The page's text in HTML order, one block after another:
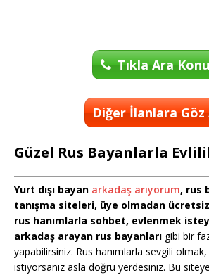
Tıkla Ara
Diğer İlanlara Göz
Güzel Rus Bayanlarla
Yurt dışı bayan arkadaş arıyorum, rus
tanışma siteleri, üye olmadan
rus hanımlarla sohbet, evlenmek
arkadaş arayan rus bayanları gibi bir
yapabilirsiniz. Rus hanımlarla sevgili
istiyorsanız asla doğru yerdesiniz. Bu